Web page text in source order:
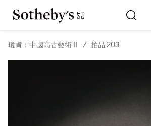
瓊肯：中國高古藝術 II / 拍品 203